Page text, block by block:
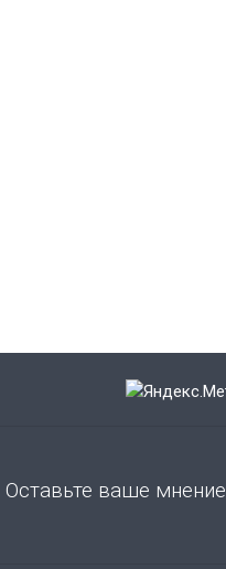
Оставьте ваше мнение